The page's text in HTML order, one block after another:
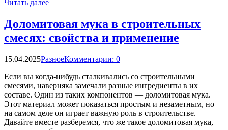
Читать далее
Доломитовая мука в строительных
смесях: свойства и применение
15.04.2025РазноеКомментарии: 0
Если вы когда-нибудь сталкивались со строительными
смесями, наверняка замечали разные ингредиенты в их
составе. Один из таких компонентов — доломитовая мука.
Этот материал может показаться простым и незаметным, но
на самом деле он играет важную роль в строительстве.
Давайте вместе разберемся, что же такое доломитовая мука,